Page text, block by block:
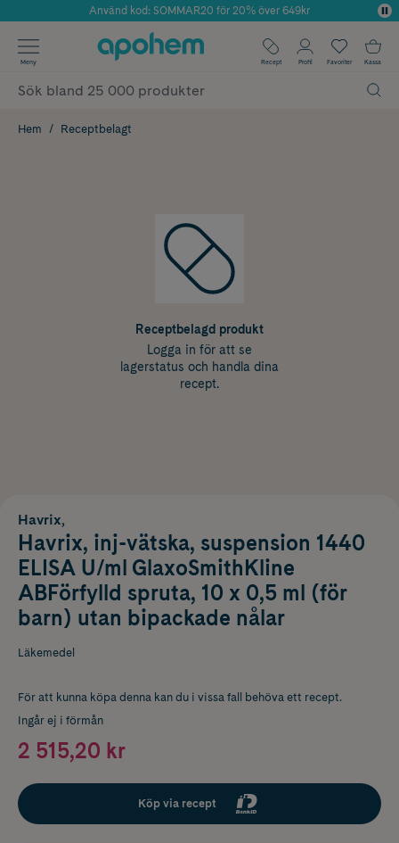
Årets Butik 2025 inom Skönhet
Använd kod: SOMMAR20 för 20% över 649kr
✓ Fri frakt
✓ Poäng på alla köp*
Meny Recept Profil Favoriter Kassa
Hem Receptbelagt
Receptbelagd produkt
Logga in för att se
lagerstatus och handla dina
recept.
Havrix,
Havrix, inj-vätska, suspension 1440
ELISA U/ml GlaxoSmithKline
ABFörfylld spruta, 10 x 0,5 ml (för
barn) utan bipackade nålar
Läkemedel
För att kunna köpa denna kan du i vissa fall behöva ett recept.
Ingår ej i förmån
2 515,20 kr
Köp via recept